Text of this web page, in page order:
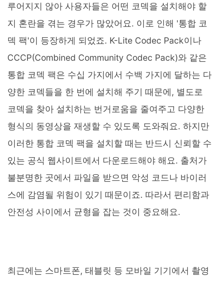
루어지지 않아 사용자들은 어떤 코덱을 설치해야 할
지 혼란을 겪는 경우가 많았어요. 이로 인해 '통합 코
덱 팩'이 등장하게 되었죠. K-Lite Codec Pack이나
CCCP(Combined Community Codec Pack)와 같은
통합 코덱 팩은 수십 가지에서 수백 가지에 달하는 다
양한 코덱들을 한 번에 설치해 주기 때문에, 별도로
코덱을 찾아 설치하는 번거로움을 줄여주고 다양한
형식의 동영상을 재생할 수 있도록 도와줘요. 하지만
이러한 통합 코덱 팩을 설치할 때는 반드시 신뢰할 수
있는 공식 웹사이트에서 다운로드해야 해요. 출처가
불분명한 곳에서 파일을 받으면 악성 코드나 바이러
스에 감염될 위험이 있기 때문이죠. 따라서 편리함과
안전성 사이에서 균형을 잡는 것이 중요해요.
최근에는 스마트폰, 태블릿 등 모바일 기기에서 촬영